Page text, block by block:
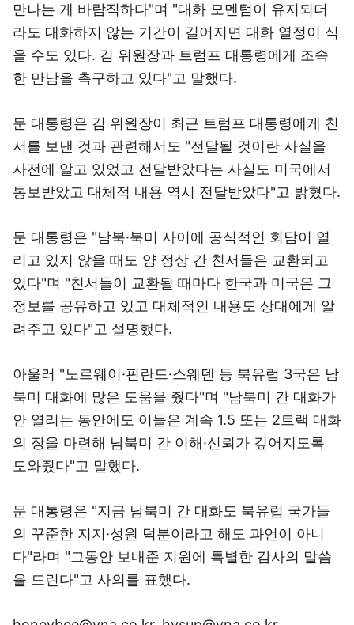
만나는 게 바람직하다"며 "대화 모멘텀이 유지되더
라도 대화하지 않는 기간이 길어지면 대화 열정이 식
을 수도 있다. 김 위원장과 트럼프 대통령에게 조속
한 만남을 촉구하고 있다"고 말했다.
문 대통령은 김 위원장이 최근 트럼프 대통령에게 친
서를 보낸 것과 관련해서도 "전달될 것이란 사실을
사전에 알고 있었고 전달받았다는 사실도 미국에서
통보받았고 대체적 내용 역시 전달받았다"고 밝혔다.
문 대통령은 "남북·북미 사이에 공식적인 회담이 열
리고 있지 않을 때도 양 정상 간 친서들은 교환되고
있다"며 "친서들이 교환될 때마다 한국과 미국은 그
정보를 공유하고 있고 대체적인 내용도 상대에게 알
려주고 있다"고 설명했다.
아울러 "노르웨이·핀란드·스웨덴 등 북유럽 3국은 남
북미 대화에 많은 도움을 줬다"며 "남북미 간 대화가
안 열리는 동안에도 이들은 계속 1.5 또는 2트랙 대화
의 장을 마련해 남북미 간 이해·신뢰가 깊어지도록
도와줬다"고 말했다.
문 대통령은 "지금 남북미 간 대화도 북유럽 국가들
의 꾸준한 지지·성원 덕분이라고 해도 과언이 아니
다"라며 "그동안 보내준 지원에 특별한 감사의 말씀
을 드린다"고 사의를 표했다.